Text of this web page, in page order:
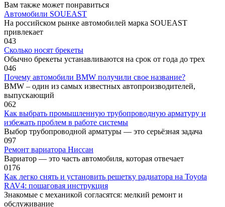
Вам также может понравиться
Автомобили SOUEAST
На российском рынке автомобилей марка SOUEAST
привлекает
043
Сколько носят брекеты
Обычно брекеты устанавливаются на срок от года до трех
046
Почему автомобили BMW получили свое название?
BMW – один из самых известных автопроизводителей,
выпускающий
062
Как выбрать промышленную трубопроводную арматуру и
избежать проблем в работе системы
Выбор трубопроводной арматуры — это серьёзная задача
097
Ремонт вариатора Ниссан
Вариатор — это часть автомобиля, которая отвечает
0176
Как легко снять и установить решетку радиатора на Toyota
RAV4: пошаговая инструкция
Знакомые с механикой согласятся: мелкий ремонт и
обслуживание